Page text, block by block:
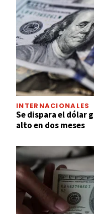
INTERNACIONALES
Se dispara el dólar
alto en dos meses